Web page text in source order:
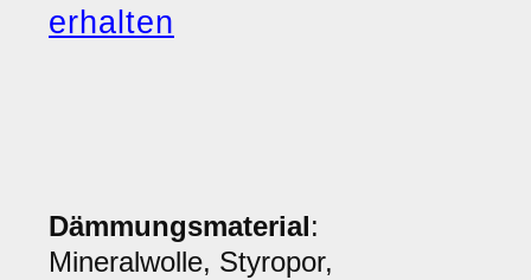
erhalten
Dämmungsmaterial:
Mineralwolle, Styropor,